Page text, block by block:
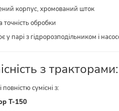
корпус, хромований шток
точність обробки
у парі з гідророзподільником і
з тракторами:
сумісні з:
Т-150